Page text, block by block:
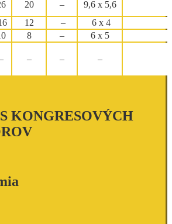
20 –
9,6 x 5,6
12 –
6 x 4
8 –
6 x 5
– – –
KONGRESOVÝCH